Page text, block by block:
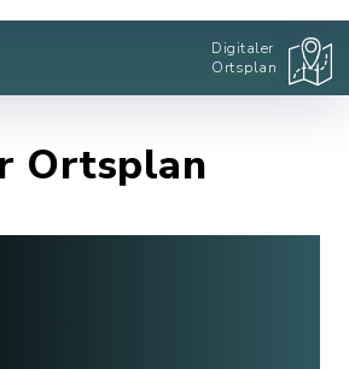
Digitaler
Ortsplan
Ortsplan